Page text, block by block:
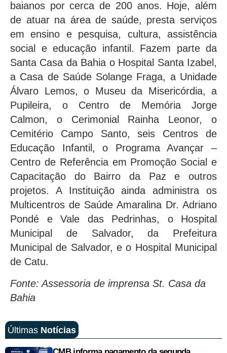
baianos por cerca de 200 anos. Hoje, além
de atuar na área de saúde, presta serviços
em ensino e pesquisa, cultura, assistência
social e educação infantil. Fazem parte da
Santa Casa da Bahia o Hospital Santa Izabel,
a Casa de Saúde Solange Fraga, a Unidade
Álvaro Lemos, o Museu da Misericórdia, a
Pupileira, o Centro de Memória Jorge
Calmon, o Cerimonial Rainha Leonor, o
Cemitério Campo Santo, seis Centros de
Educação Infantil, o Programa Avançar –
Centro de Referência em Promoção Social e
Capacitação do Bairro da Paz e outros
projetos. A Instituição ainda administra os
Multicentros de Saúde Amaralina Dr. Adriano
Pondé e Vale das Pedrinhas, o Hospital
Municipal de Salvador, da Prefeitura
Municipal de Salvador, e o Hospital Municipal
de Catu.
Fonte: Assessoria de imprensa St. Casa da
Bahia
Últimas Notícias